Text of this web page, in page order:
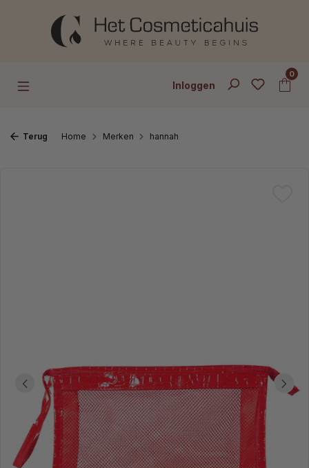
Ga naar de hoofdinhoud
Inloggen
0
Terug Home Merken hannah